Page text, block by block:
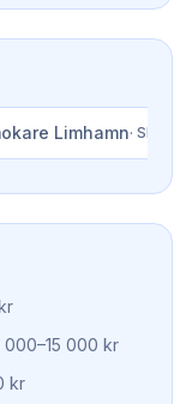
Limhamn· Skåne
000–15 000 kr
kr